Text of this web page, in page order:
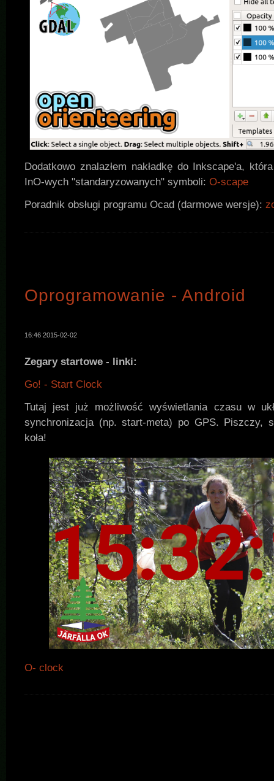
Dodatkowo znalazłem nakładkę do Inkscape'a,
InO-wych "standaryzowanych" symboli: O-scape
Poradnik obsługi programu Ocad (darmowe wersje):
Oprogramowanie - Android
16:46 2015-02-02
Zegary startowe - linki:
Go! - Start Clock
Tutaj jest już możliwość wyświetlania czasu w
synchronizacja (np. start-meta) po GPS. Piszczy,
koła!
O- clock